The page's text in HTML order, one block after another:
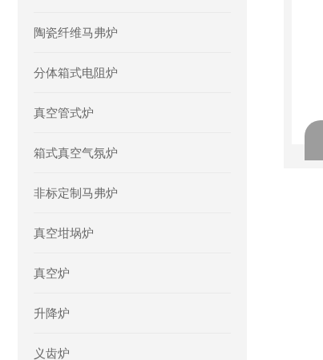
陶瓷纤维马弗炉
分体箱式电阻炉
真空管式炉
箱式真空气氛炉
非标定制马弗炉
真空坩埚炉
真空炉
升降炉
义齿炉